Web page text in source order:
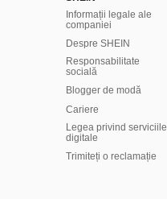
Informații legale ale
companiei
Despre SHEIN
Responsabilitate
socială
Blogger de modă
Cariere
Legea privind serviciile
digitale
Trimiteți o reclamație